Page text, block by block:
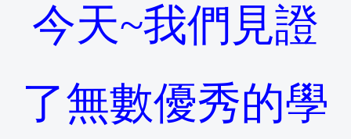
今天~我們見證
了無數優秀的學